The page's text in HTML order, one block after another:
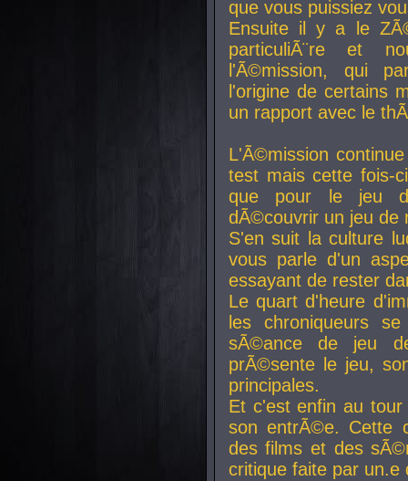
que vous puissiez
Ensuite il y a le
particuliÃ¨re et
l'Ã©mission, qui
l'origine de certains
un rapport avec le
L'Ã©mission
test mais cette fois-
que pour le jeu
dÃ©couvrir un jeu de
S'en suit la culture
vous parle d'un
essayant de rester
Le quart d'heure
les chroniqueurs
sÃ©ance de jeu
prÃ©sente le jeu,
principales.
Et c'est enfin au
son entrÃ©e. Cette
des films et des
critique faite par